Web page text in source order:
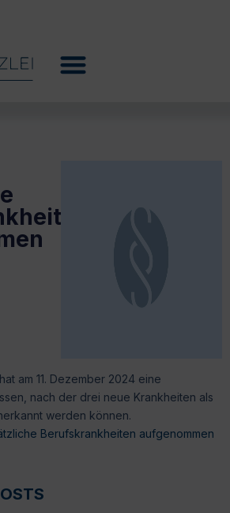
am 11. Dezember 2024 eine
nach der drei neue Krankheiten als
werden können.
Berufskrankheiten aufgenommen